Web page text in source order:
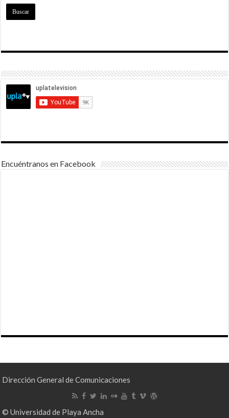
Encuéntranos en Facebook
Dirección General de Comunicaciones
© Universidad de Playa Ancha